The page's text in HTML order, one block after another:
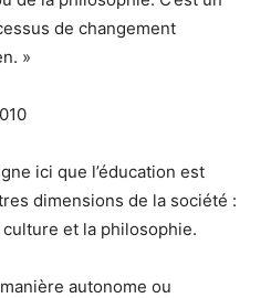
de changement
»
ici que l’éducation est
dimensions de la société :
culture et la philosophie.
autonome ou